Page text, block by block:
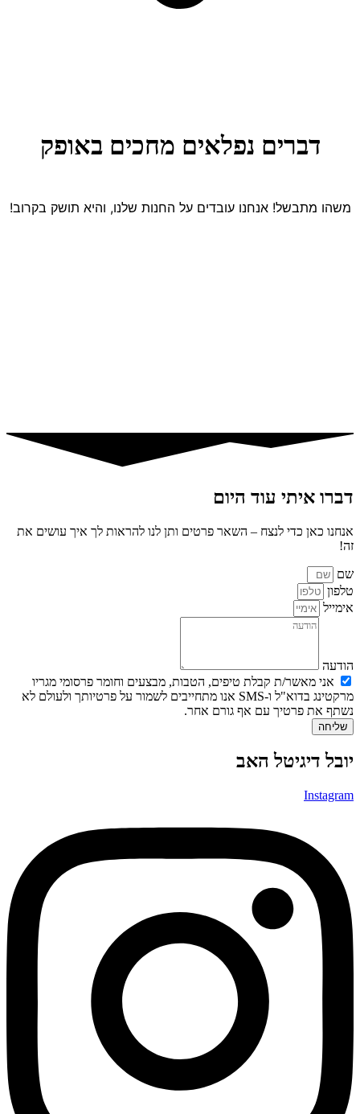
דברים נפלאים מחכים באופק
משהו מתבשל! אנחנו עובדים על החנות שלנו, והיא תושק בקרוב!
דברו איתי עוד היום
אנחנו כאן כדי לנצח – השאר פרטים ותן לנו להראות לך איך עושים את
זה!
שם
טלפון
אימייל
הודעה
אני מאשר/ת קבלת טיפים, הטבות, מבצעים וחומר פרסומי מגריו
מרקטינג בדוא"ל ו-SMS אנו מתחייבים לשמור על פרטיותך ולעולם לא
נשתף את פרטיך עם אף גורם אחר.
שליחה
יובל דיגיטל האב
Instagram